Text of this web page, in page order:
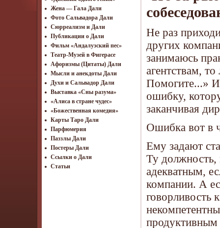
Жена — Гала Дали
Фото Сальвадора Дали
Cюрреализм и Дали
Публикации о Дали
Фильм «Андалузский пес»
Театр-Музей в Фигерасе
Афоризмы (Цитаты) Дали
Мысли и анекдоты Дали
Духи и Сальвадор Дали
Выставка «Сны разума»
«Алиса в стране чудес»
«Божественная комедия»
Карты Таро Дали
Парфюмерия
Паззлы Дали
Постеры Дали
Ссылки о Дали
Статьи
Не раз
других
занимаюсь
агентствам,
Помогите...»
ошибку,
заканчивая
Ошибка вот в
Ему задают
Ту должность,
адекватным,
компании. А
говорливость
продуктивным